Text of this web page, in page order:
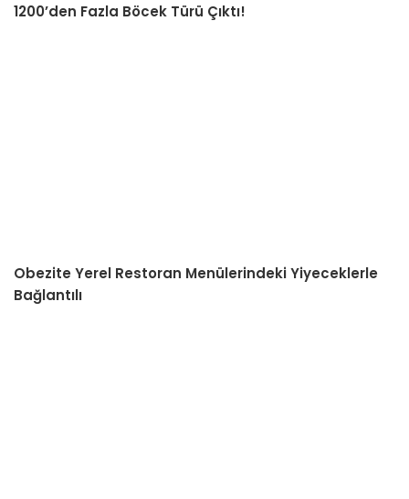
1200’den Fazla Böcek Türü Çıktı!
Obezite Yerel Restoran Menülerindeki Yiyeceklerle
Bağlantılı